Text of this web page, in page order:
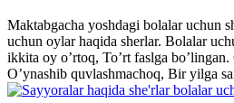
Maktabgacha yoshdagi bolalar uchun
uchun oylar haqida sherlar. Bolalar
ikkita oy o’rtoq, To’rt faslga
O’ynashib quvlashmachoq, Bir yilga